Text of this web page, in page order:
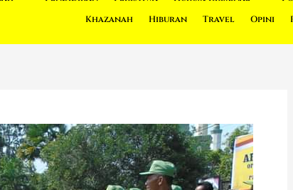
Khazanah
Hiburan Travel Opini